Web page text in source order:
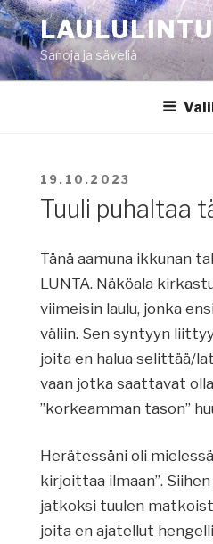
Siirry
sisältöön
Sanoja ja säveliä
JULKAISTU
19.10.2023
Tuuli puhaltaa
Tänä aamuna ikkunan
LUNTA. Näköala
viimeisin laulu, jonka
väliin. Sen syntyyn
joita en halua selittää/
vaan jotka saattavat
”korkeamman tason”
Herätessäni oli
kirjoittaa ilmaan”.
jatkoksi tuulen
joita en ajatellut